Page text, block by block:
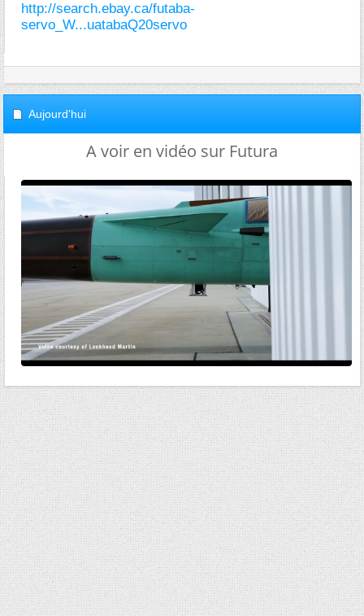
http://search.ebay.ca/futaba-
servo_W...uatabaQ20servo
Aujourd'hui
A voir en vidéo sur Futura